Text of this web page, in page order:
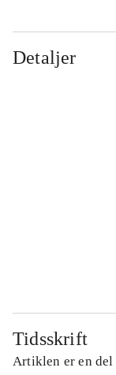
Detaljer
Tidsskrift
Artiklen er en del